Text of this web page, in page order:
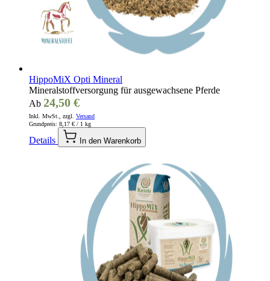
HippoMiX Opti Mineral
Mineralstoffversorgung für ausgewachsene Pferde
Ab 24,50 €
Inkl. MwSt., zzgl. Versand
Grundpreis: 8,17 € / 1 kg
Details In den Warenkorb